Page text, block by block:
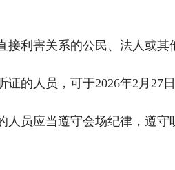
接利害关系的公民、法人或
证的人员，可于2026年2月
人员应当遵守会场纪律，遵